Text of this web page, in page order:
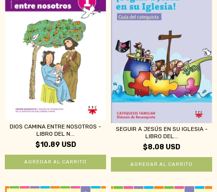
DIOS CAMINA ENTRE NOSOTROS -
LIBRO DEL N...
$10.89 USD
SEGUIR A JESÚS EN SU IGLESIA -
LIBRO DEL...
$8.08 USD